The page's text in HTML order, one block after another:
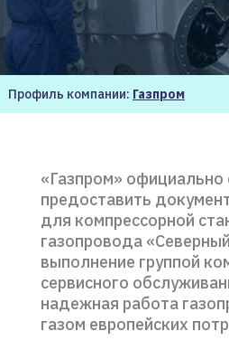
Профиль компании: Газпром
«Газпром» официально
предоставить
для компрессорной
газопровода
выполнение группой
сервисного
надежная работа
газом европейских